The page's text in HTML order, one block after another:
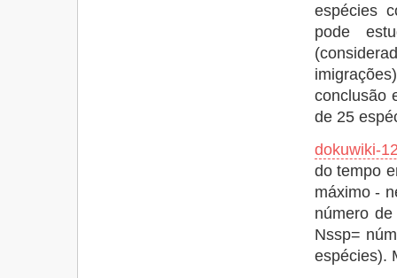
espécies
pode
conclusão
de 25
dokuwiki-
do tempo
máximo -
número
Nssp=
espécies).